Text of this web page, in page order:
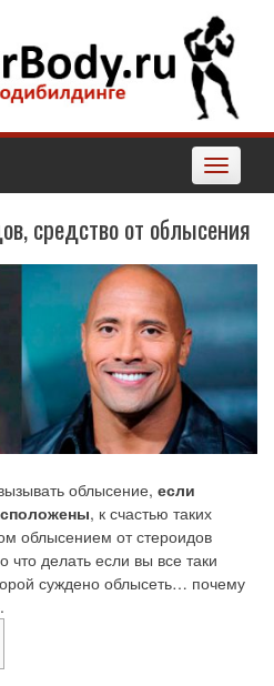
Toggle
средство от облысения
облысение, если
, к счастью таких
облысением от стероидов
что делать если вы все таки
суждено облысеть… почему